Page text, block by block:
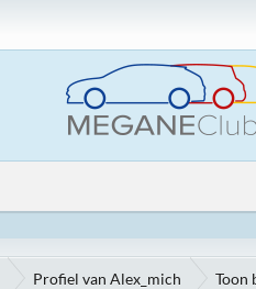
Profiel van Alex_mich Toon